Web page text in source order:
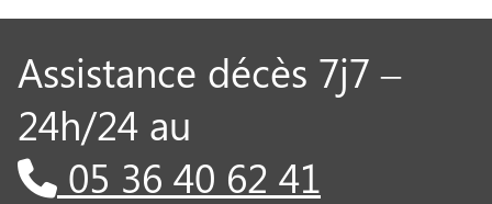
Assistance décès 7j7 –
24h/24 au
05 36 40 62 41